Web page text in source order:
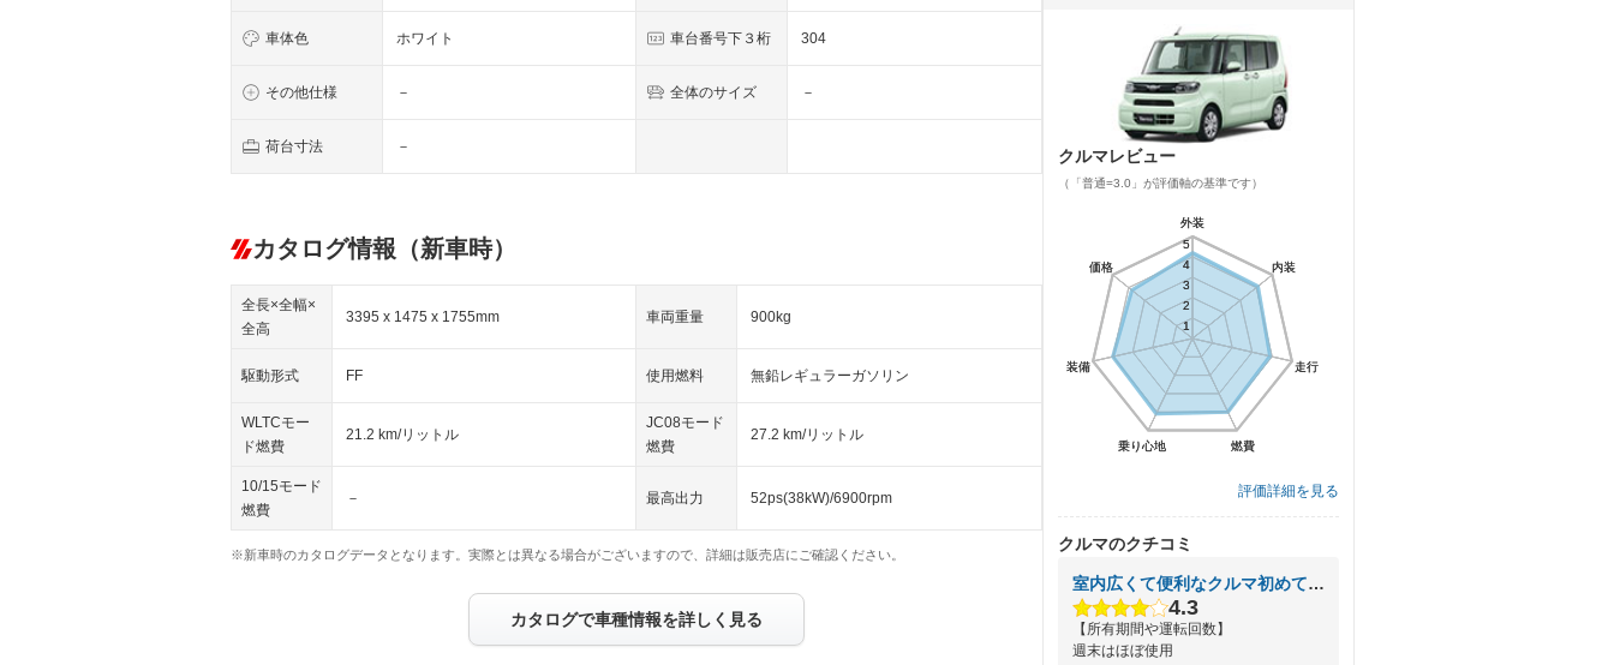
車体色 ホワイト 車台番号下３桁 304
その他仕様 － 全体のサイズ －
荷台寸法 －
カタログ情報（新車時）
全長×全幅×
全高
3395 x 1475 x 1755mm 車両重量 900kg
駆動形式 FF 使用燃料 無鉛レギュラーガソリン
WLTCモー
ド燃費
21.2 km/リットル
JC08モード
燃費
27.2 km/リットル
10/15モード
燃費
－ 最高出力 52ps(38kW)/6900rpm
※新車時のカタログデータとなります。実際とは異なる場合がございますので、詳細は販売店にご確認ください。
カタログで車種情報を詳しく見る
クルマレビュー
（「普通=3.0」が評価軸の基準です）
外装
内装
走行
燃費
乗り心地
装備
価格
1
2
3
4
5
外装
内装
走行
燃費
乗り心地
装備
価格
1
2
3
4
5
評価詳細を見る
クルマのクチコミ
室内広くて便利なクルマ初めてのクルマ購入にもおすすめ
4.3
【所有期間や運転回数】
週末はほぼ使用